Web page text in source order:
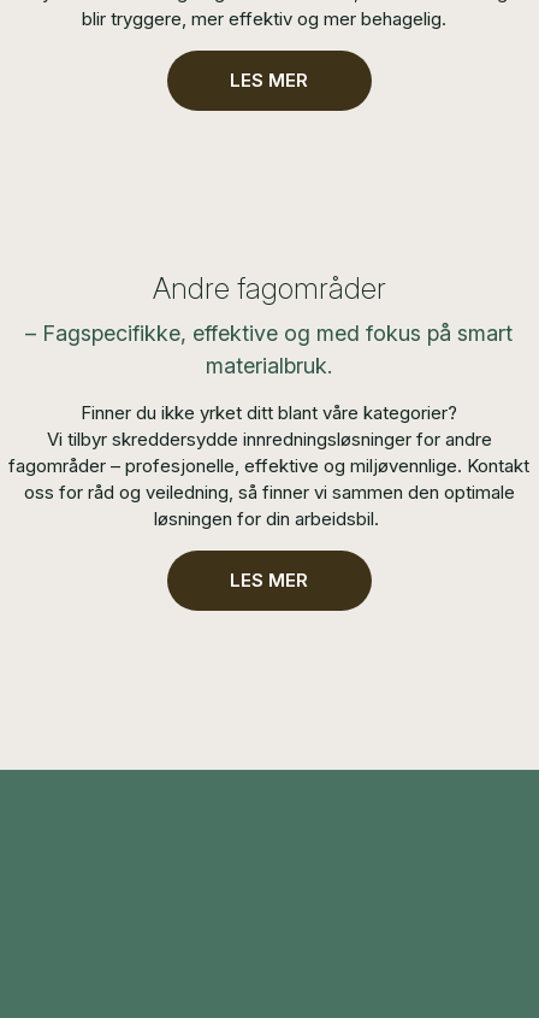
blir tryggere, mer effektiv og mer behagelig.
LES MER
Andre fagområder
– Fagspecifikke, effektive og med fokus på smart
materialbruk.
Finner du ikke yrket ditt blant våre kategorier?
Vi tilbyr skreddersydde innredningsløsninger for andre
fagområder – profesjonelle, effektive og miljøvennlige. Kontakt
oss for råd og veiledning, så finner vi sammen den optimale
løsningen for din arbeidsbil.
LES MER